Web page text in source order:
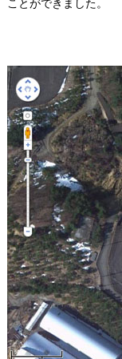
ことができました。